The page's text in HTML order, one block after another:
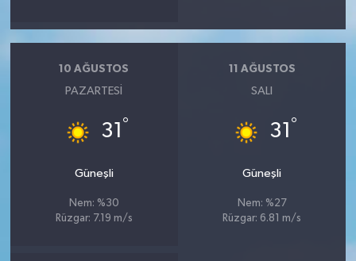
10 AĞUSTOS
PAZARTESI
31 °
Güneşli
Nem: %30
Rüzgar: 7.19 m/s
11 AĞUSTOS
SALI
31 °
Güneşli
Nem: %27
Rüzgar: 6.81 m/s